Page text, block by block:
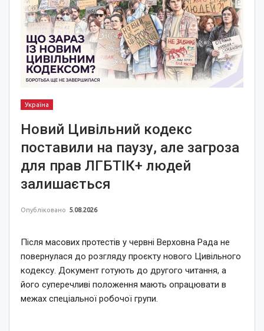
Україна
Новий Цивільний кодекс
поставили на паузу, але загроза
для прав ЛГБТІК+ людей
залишається
Опубліковано 5.08.2026
Після масових протестів у червні Верховна Рада не
повернулася до розгляду проєкту нового Цивільного
кодексу. Документ готують до другого читання, а
його суперечливі положення мають опрацювати в
межах спеціальної робочої групи.